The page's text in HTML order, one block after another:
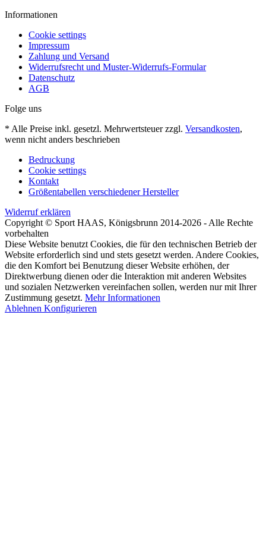
Informationen
Cookie settings
Impressum
Zahlung und Versand
Widerrufsrecht und Muster-Widerrufs-Formular
Datenschutz
AGB
Folge uns
* Alle Preise inkl. gesetzl. Mehrwertsteuer zzgl. Versandkosten,
wenn nicht anders beschrieben
Bedruckung
Cookie settings
Kontakt
Größentabellen verschiedener Hersteller
Widerruf erklären
Copyright © Sport HAAS, Königsbrunn 2014-2026 - Alle Rechte
vorbehalten
Diese Website benutzt Cookies, die für den technischen Betrieb der
Website erforderlich sind und stets gesetzt werden. Andere Cookies,
die den Komfort bei Benutzung dieser Website erhöhen, der
Direktwerbung dienen oder die Interaktion mit anderen Websites
und sozialen Netzwerken vereinfachen sollen, werden nur mit Ihrer
Zustimmung gesetzt. Mehr Informationen
Ablehnen Konfigurieren